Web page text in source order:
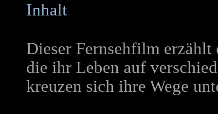
Inhalt
Dieser Fernsehfilm
die ihr Leben auf
kreuzen sich ihre Wege